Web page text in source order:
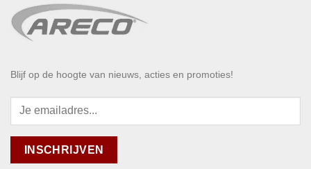
Blijf op de hoogte van nieuws, acties en promoties!